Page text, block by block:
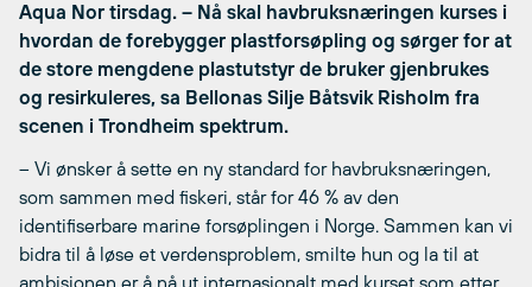
Aqua Nor tirsdag. – Nå skal havbruksnæringen kurses i
hvordan de forebygger plastforsøpling og sørger for at
de store mengdene plastutstyr de bruker gjenbrukes
og resirkuleres, sa Bellonas Silje Båtsvik Risholm fra
scenen i Trondheim spektrum.
– Vi ønsker å sette en ny standard for havbruksnæringen,
som sammen med fiskeri, står for 46 % av den
identifiserbare marine forsøplingen i Norge. Sammen kan vi
bidra til å løse et verdensproblem, smilte hun og la til at